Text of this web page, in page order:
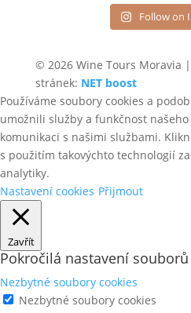
Follow on
© 2026 Wine Tours Moravia
stránek: NET boost
Používáme soubory cookies a
umožnili služby a funkčnost
komunikaci s našimi službami.
s použitím takovýchto technologií
analytiky.
Nastavení cookies Přijmout
Zavřít
Pokročilá nastavení
Nezbytné soubory cookies
Nezbytné soubory cookies